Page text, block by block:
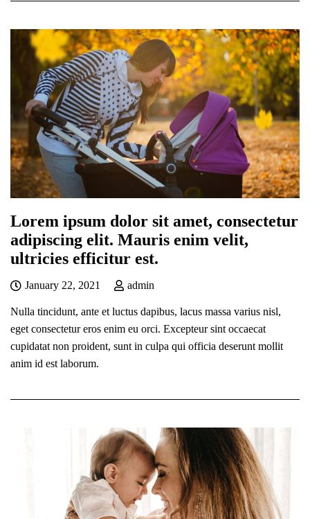
Lorem ipsum dolor sit amet, consectetur
adipiscing elit. Mauris enim velit,
ultricies efficitur est.
January 22, 2021 admin
Nulla tincidunt, ante et luctus dapibus, lacus massa varius nisl,
eget consectetur eros enim eu orci. Excepteur sint occaecat
cupidatat non proident, sunt in culpa qui officia deserunt mollit
anim id est laborum.